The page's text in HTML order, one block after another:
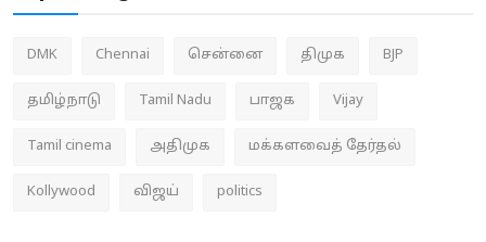
DMK Chennai சென்னை திமுக BJP
தமிழ்நாடு Tamil Nadu பாஜக Vijay
Tamil cinema அதிமுக மக்களவைத் தேர்தல்
Kollywood விஜய் politics